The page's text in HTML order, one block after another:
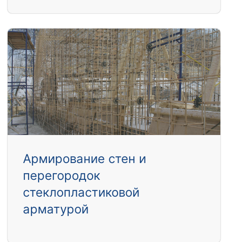
Армирование стен и
перегородок
стеклопластиковой
арматурой